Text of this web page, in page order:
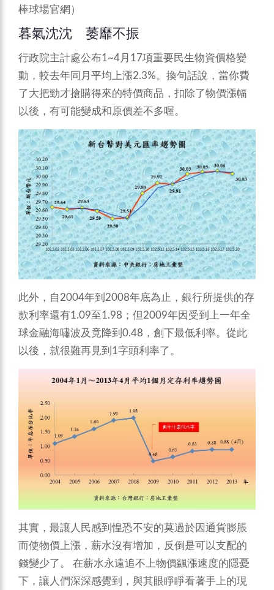
棒球場官網）
暮氣沈沈 萎靡不振
行政院主計處公布1~4月17項重要民生物資價格變
動，較去年同月平均上漲2.3%。換句話說，當你費
了大把勁才搶購得來的特價商品，扣除了物價漲幅
以後，有可能變成和原價差不多喔。
此外，自2004年到2008年底為止，銀行所提供的存
款利率還有1.09至1.98；但2009年因受到上一年全
球金融海嘯波及竟降到0.48，創下最低利率。從此
以後，就很難再見到1字頭利率了。
其實，最讓人民感到惶恐不安的莫過於因通貨膨脹
而使物價上漲，薪水沒有增加，反倒是可以支配的
錢變少了。 在薪水永遠追不上物價飊漲速度的隱憂
下，讓人們深深感覺到，與其眼睜睜看著手上的現